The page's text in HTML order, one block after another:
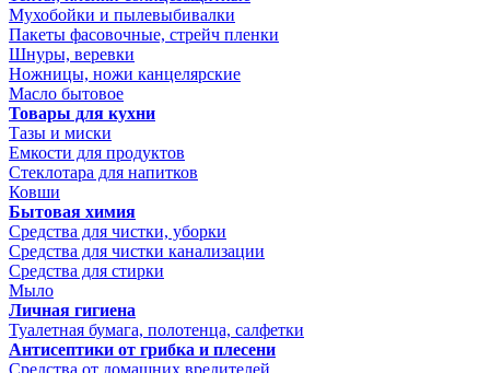
Мухобойки и пылевыбивалки
Пакеты фасовочные, стрейч пленки
Шнуры, веревки
Ножницы, ножи канцелярские
Масло бытовое
Товары для кухни
Тазы и миски
Емкости для продуктов
Стеклотара для напитков
Ковши
Бытовая химия
Средства для чистки, уборки
Средства для чистки канализации
Средства для стирки
Мыло
Личная гигиена
Туалетная бумага, полотенца, салфетки
Антисептики от грибка и плесени
Средства от домашних вредителей